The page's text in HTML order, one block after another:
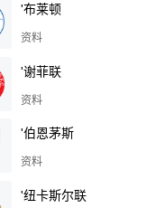
'布莱顿
资料
'谢菲联
资料
'伯恩茅斯
资料
'纽卡斯尔联